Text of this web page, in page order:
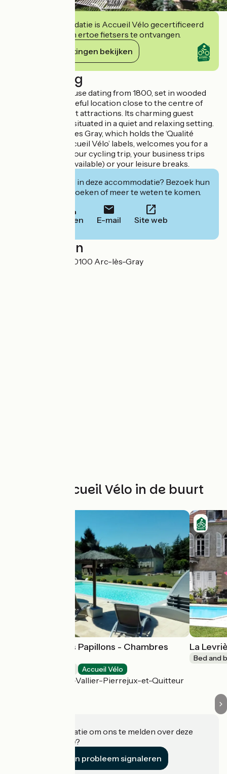
Deze accommodatie is Accueil Vélo gecertificeerd
en verbindt zich ertoe fietsers te ontvangen.
Haar verplichtingen bekijken
Beschrijving
A characterful house dating from 1800, set in wooded
grounds, in a peaceful location close to the centre of
Gray and its tourist attractions. Its charming guest
rooms are ideally situated in a quiet and relaxing setting.
La Levrière d’Arc les Gray, which holds the ‘Qualité
Tourisme’ and ‘Accueil Vélo’ labels, welcomes you for a
stopover during your cycling trip, your business trips
(overnight stays available) or your leisure breaks.
Geïnteresseerd in deze accommodatie? Bezoek hun
website om te boeken of meer te weten te komen.
Bellen E-mail Site web
Localisation
1, place accarier 70100 Arc-lès-Gray
Andere Accueil Vélo in de buurt
Le Domaine des Papillons - Chambres
Accueil Vélo
Beaujeu-Saint-Vallier-Pierrejux-et-Quitteur
La
Bed and
Heeft u informatie om ons te melden over deze
accommodatie?
Een probleem signaleren